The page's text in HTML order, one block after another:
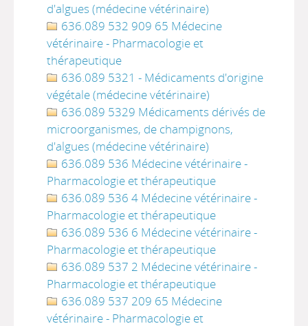
d'algues (médecine vétérinaire)
636.089 532 909 65 Médecine
vétérinaire - Pharmacologie et
thérapeutique
636.089 5321 - Médicaments d'origine
végétale (médecine vétérinaire)
636.089 5329 Médicaments dérivés de
microorganismes, de champignons,
d'algues (médecine vétérinaire)
636.089 536 Médecine vétérinaire -
Pharmacologie et thérapeutique
636.089 536 4 Médecine vétérinaire -
Pharmacologie et thérapeutique
636.089 536 6 Médecine vétérinaire -
Pharmacologie et thérapeutique
636.089 537 2 Médecine vétérinaire -
Pharmacologie et thérapeutique
636.089 537 209 65 Médecine
vétérinaire - Pharmacologie et